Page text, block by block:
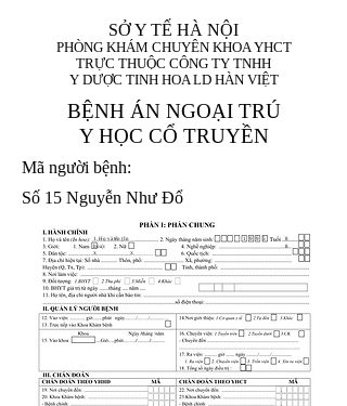
SỞ Y TẾ HÀ NỘI
PHÒNG KHÁM CHUYÊN KHOA YHCT
TRỰC THUỘC CÔNG TY TNHH
Y DƯỢC TINH HOA LD HÀN VIỆT
BỆNH ÁN NGOẠI TRÚ
Y HỌC CỔ TRUYỀN
Mã người bệnh:
Số 15 Nguyễn Như Đổ
1. Họ và tên (In
hoa):
1 9 9 5
8
8
X
X